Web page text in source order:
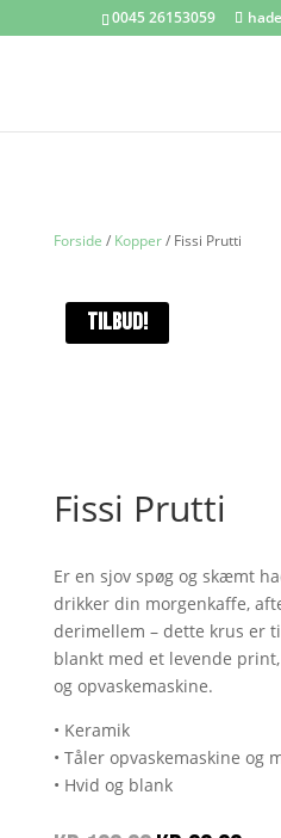
0045 26153059
Forside / Kopper/ Fissi Prutti
TILBUD!
Fissi Prutti
Er en sjov spøg og skæmt
drikker din morgenkaffe,
derimellem – dette krus er
blankt med et levende
og opvaskemaskine.
• Keramik
• Tåler opvaskemaskine og
• Hvid og blank